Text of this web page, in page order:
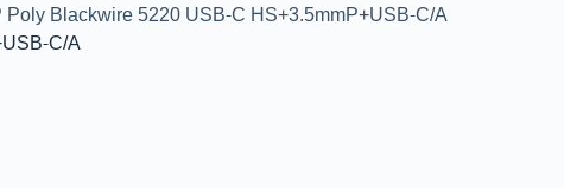
Poly Blackwire 5220 USB-C HS+3.5mmP+USB-C/A
C/A